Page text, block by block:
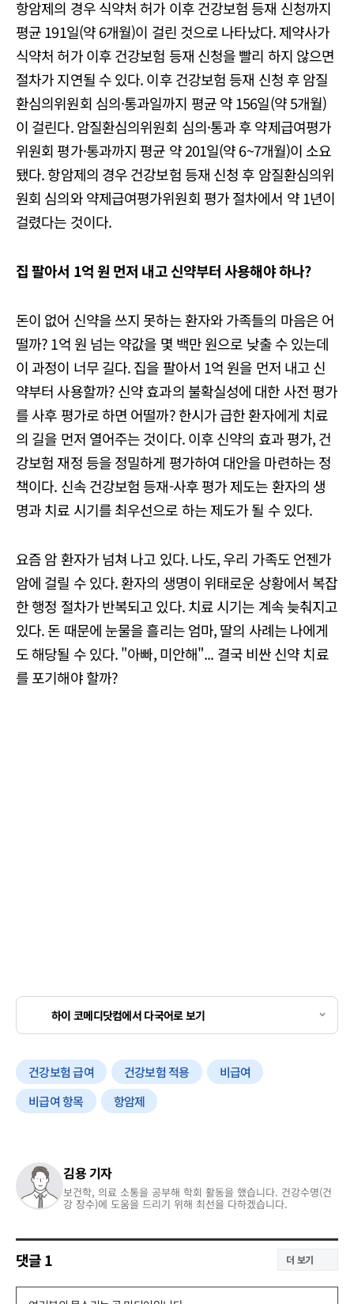
항암제의 경우 식약처 허가 이후 건강보험 등재 신청까지
평균 191일(약 6개월)이 걸린 것으로 나타났다. 제약사가
식약처 허가 이후 건강보험 등재 신청을 빨리 하지 않으면
절차가 지연될 수 있다. 이후 건강보험 등재 신청 후 암질
환심의위원회 심의·통과일까지 평균 약 156일(약 5개월)
이 걸린다. 암질환심의위원회 심의·통과 후 약제급여평가
위원회 평가·통과까지 평균 약 201일(약 6~7개월)이 소요
됐다. 항암제의 경우 건강보험 등재 신청 후 암질환심의위
원회 심의와 약제급여평가위원회 평가 절차에서 약 1년이
걸렸다는 것이다.
집 팔아서 1억 원 먼저 내고 신약부터 사용해야 하나?
돈이 없어 신약을 쓰지 못하는 환자와 가족들의 마음은 어
떨까? 1억 원 넘는 약값을 몇 백만 원으로 낮출 수 있는데
이 과정이 너무 길다. 집을 팔아서 1억 원을 먼저 내고 신
약부터 사용할까? 신약 효과의 불확실성에 대한 사전 평가
를 사후 평가로 하면 어떨까? 한시가 급한 환자에게 치료
의 길을 먼저 열어주는 것이다. 이후 신약의 효과 평가, 건
강보험 재정 등을 정밀하게 평가하여 대안을 마련하는 정
책이다. 신속 건강보험 등재-사후 평가 제도는 환자의 생
명과 치료 시기를 최우선으로 하는 제도가 될 수 있다.
요즘 암 환자가 넘쳐 나고 있다. 나도, 우리 가족도 언젠가
암에 걸릴 수 있다. 환자의 생명이 위태로운 상황에서 복잡
한 행정 절차가 반복되고 있다. 치료 시기는 계속 늦춰지고
있다. 돈 때문에 눈물을 흘리는 엄마, 딸의 사례는 나에게
도 해당될 수 있다. "아빠, 미안해"... 결국 비싼 신약 치료
를 포기해야 할까?
하이 코메디닷컴에서 다국어로 보기
건강보험 급여 건강보험 적용
비급여
비급여 항목
항암제
김용 기자
보건학, 의료 소통을 공부해 학회 활동을 했습니다. 건강수명(건
강 장수)에 도움을 드리기 위해 최선을 다하겠습니다.
댓글1 더 보기